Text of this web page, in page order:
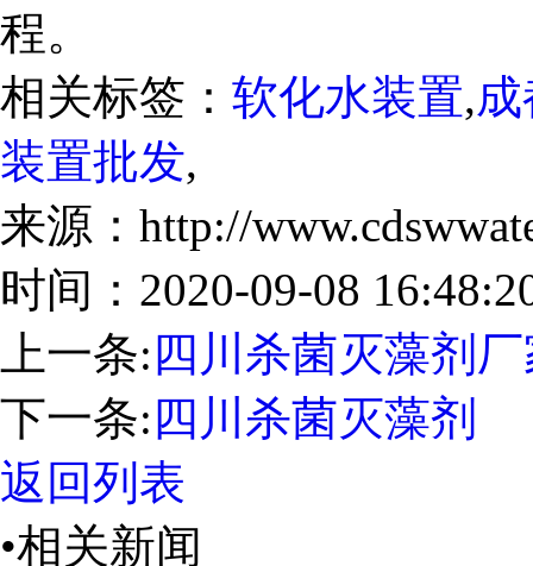
程。
相关标签： 软化水装置,
装置批发,
来源：http://
时间：2020-09-08
上一条: 四川杀菌灭藻剂
下一条: 四川杀菌灭藻剂
返回列表
•相关新闻